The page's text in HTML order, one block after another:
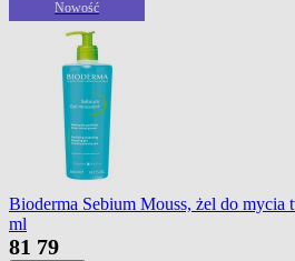
Nowość
Bioderma Sebium Mouss, żel do mycia
ml
81 79